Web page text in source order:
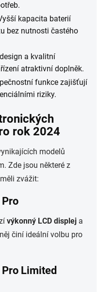
kapacita baterií
bez nutnosti častého
a kvalitní
atraktivní doplněk.
funkce zajišťují
riziky.
rok 2024
modelů
Zde jsou některé z
zvážit:
Pro
výkonný LCD displej a
činí ideální volbu pro
Limited